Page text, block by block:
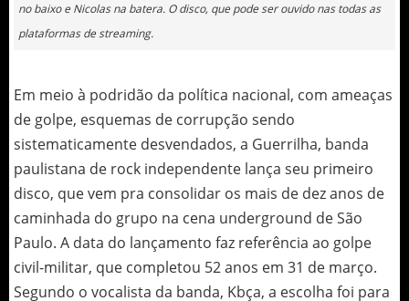
no baixo e Nicolas na batera. O disco, que pode ser ouvido nas todas as
plataformas de streaming.
Em meio à podridão da política nacional, com ameaças
de golpe, esquemas de corrupção sendo
sistematicamente desvendados, a Guerrilha, banda
paulistana de rock independente lança seu primeiro
disco, que vem pra consolidar os mais de dez anos de
caminhada do grupo na cena underground de São
Paulo. A data do lançamento faz referência ao golpe
civil-militar, que completou 52 anos em 31 de março.
Segundo o vocalista da banda, Kbça, a escolha foi para